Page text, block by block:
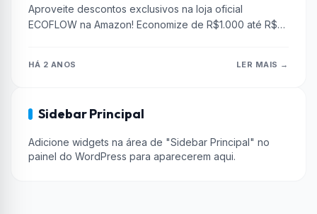
Aproveite descontos exclusivos na loja oficial
ECOFLOW na Amazon! Economize de R$1.000 até R$
HÁ 2 ANOS LER MAIS →
Sidebar Principal
Adicione widgets na área de "Sidebar Principal" no
painel do WordPress para aparecerem aqui.